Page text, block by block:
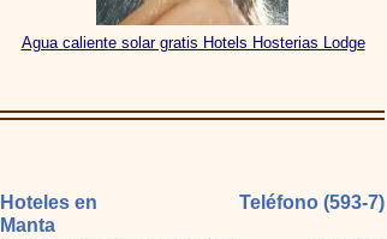
Hoteles en
Manta
Teléfono (593-7)
Agua caliente solar gratis Hotels Hosterias Lodge